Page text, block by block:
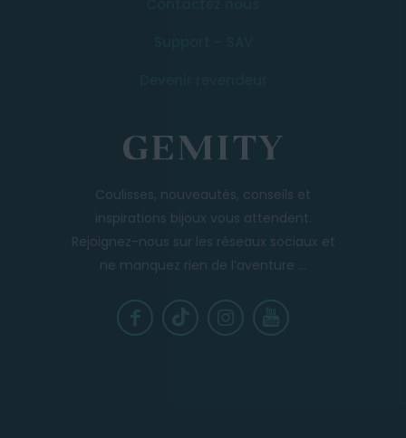
Coulisses, nouveautés, conseils et
inspirations bijoux vous attendent.
Rejoignez-nous sur les réseaux sociaux et
ne manquez rien de l’aventure ...